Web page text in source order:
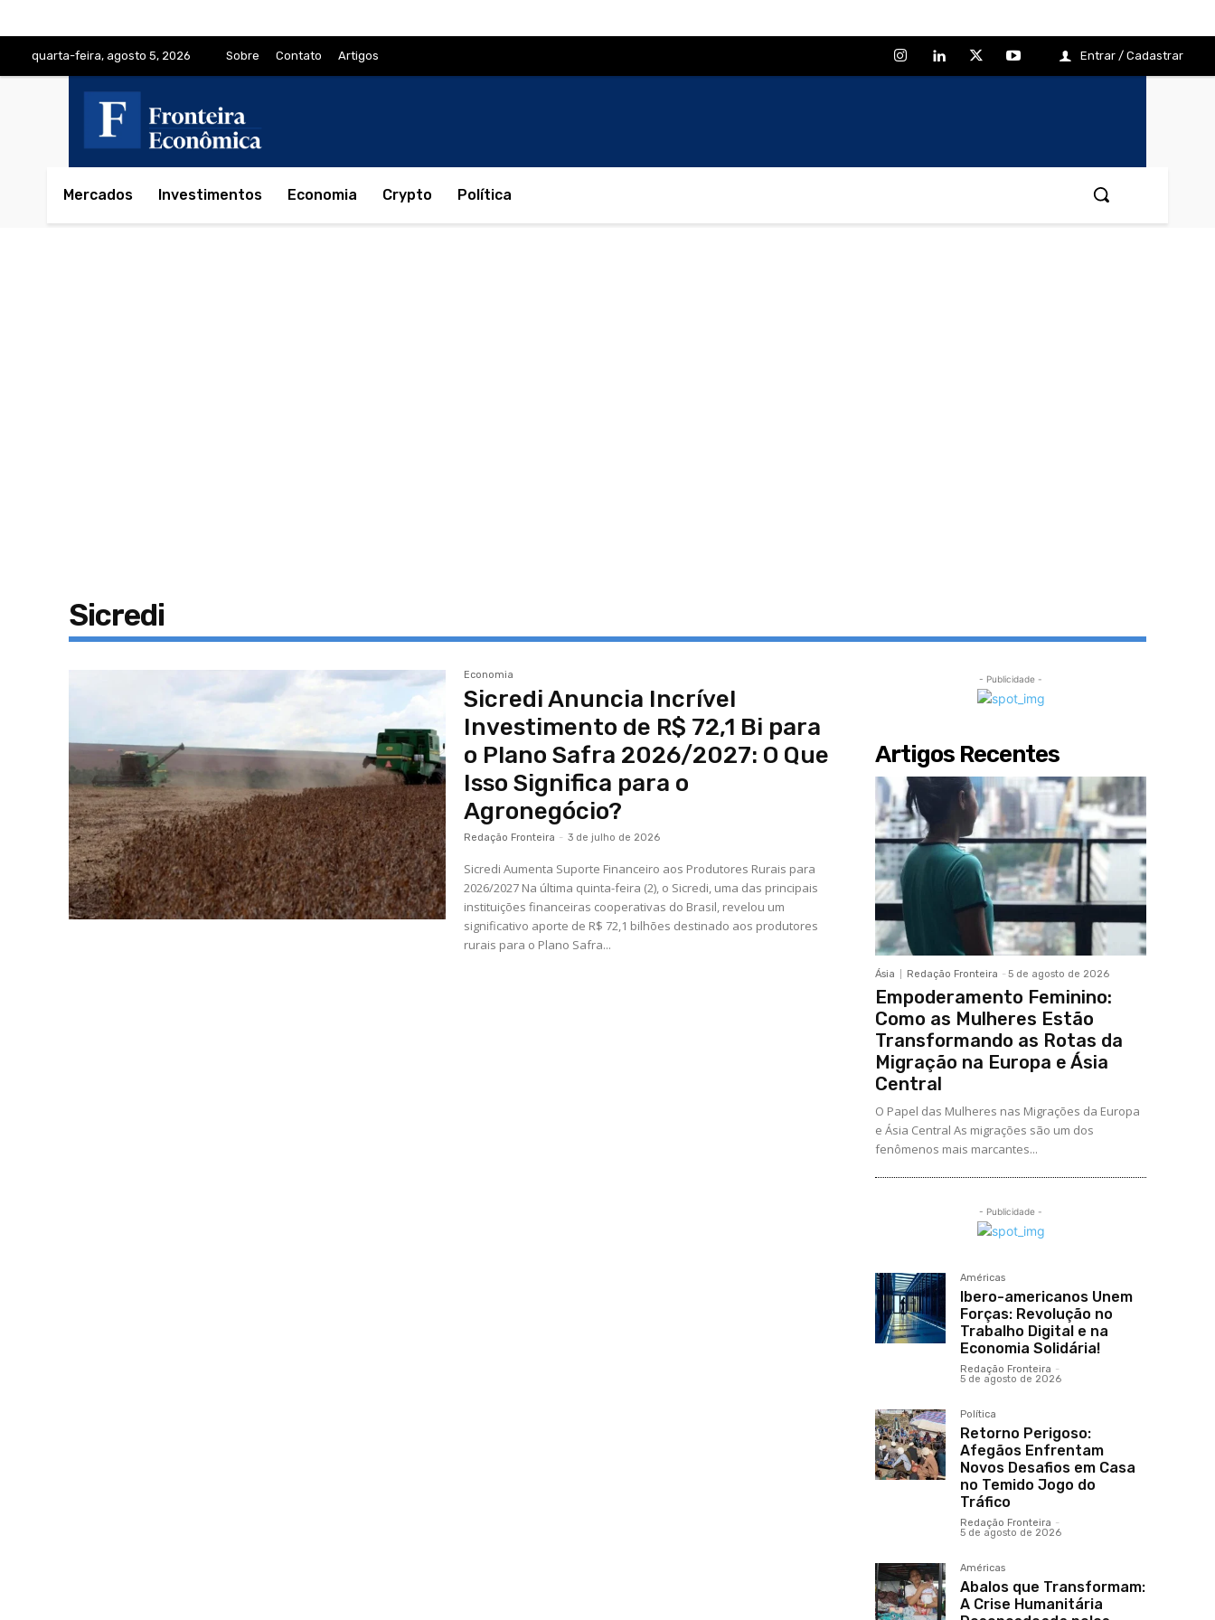
quarta-feira, agosto 5, 2026 Sobre Contato Artigos Entrar / Cadastrar
Mercados Investimentos Economia Crypto Política
Sicredi
Economia
Sicredi Anuncia Incrível
Investimento de R$ 72,1 Bi para
o Plano Safra 2026/2027: O Que
Isso Significa para o
Agronegócio?
Redação Fronteira - 3 de julho de 2026
Sicredi Aumenta Suporte Financeiro aos Produtores Rurais para
2026/2027 Na última quinta-feira (2), o Sicredi, uma das principais
instituições financeiras cooperativas do Brasil, revelou um
significativo aporte de R$ 72,1 bilhões destinado aos produtores
rurais para o Plano Safra...
- Publicidade -
Artigos Recentes
Ásia Redação Fronteira - 5 de agosto de 2026
Empoderamento Feminino:
Como as Mulheres Estão
Transformando as Rotas da
Migração na Europa e Ásia
Central
O Papel das Mulheres nas Migrações da Europa
e Ásia Central As migrações são um dos
fenômenos mais marcantes...
- Publicidade -
Américas
Ibero-americanos Unem
Forças: Revolução no
Trabalho Digital e na
Economia Solidária!
Redação Fronteira -
5 de agosto de 2026
Política
Retorno Perigoso:
Afegãos Enfrentam
Novos Desafios em Casa
no Temido Jogo do
Tráfico
Redação Fronteira -
5 de agosto de 2026
Américas
Abalos que Transformam:
A Crise Humanitária